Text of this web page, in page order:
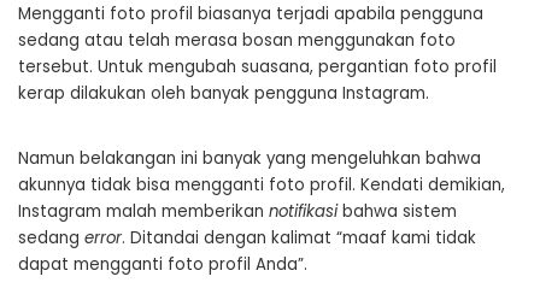
Mengganti foto profil biasanya terjadi apabila pengguna
sedang atau telah merasa bosan menggunakan foto
tersebut. Untuk mengubah suasana, pergantian foto profil
kerap dilakukan oleh banyak pengguna Instagram.
Namun belakangan ini banyak yang mengeluhkan bahwa
akunnya tidak bisa mengganti foto profil. Kendati demikian,
Instagram malah memberikan notifikasibahwa sistem
sedang error. Ditandai dengan kalimat “maaf kami tidak
dapat mengganti foto profil Anda”.